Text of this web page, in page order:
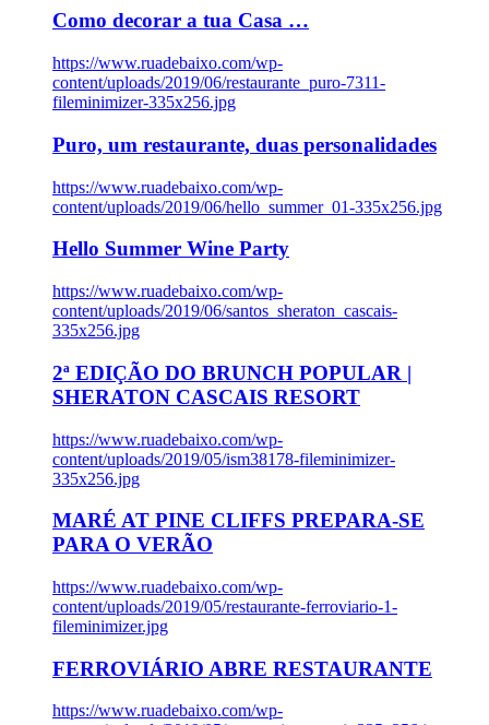
Como decorar a tua Casa …
https://www.ruadebaixo.com/wp-
content/uploads/2019/06/restaurante_puro-7311-
fileminimizer-335x256.jpg
Puro, um restaurante, duas personalidades
https://www.ruadebaixo.com/wp-
content/uploads/2019/06/hello_summer_01-335x256.jpg
Hello Summer Wine Party
https://www.ruadebaixo.com/wp-
content/uploads/2019/06/santos_sheraton_cascais-
335x256.jpg
2ª EDIÇÃO DO BRUNCH POPULAR |
SHERATON CASCAIS RESORT
https://www.ruadebaixo.com/wp-
content/uploads/2019/05/ism38178-fileminimizer-
335x256.jpg
MARÉ AT PINE CLIFFS PREPARA-SE
PARA O VERÃO
https://www.ruadebaixo.com/wp-
content/uploads/2019/05/restaurante-ferroviario-1-
fileminimizer.jpg
FERROVIÁRIO ABRE RESTAURANTE
https://www.ruadebaixo.com/wp-